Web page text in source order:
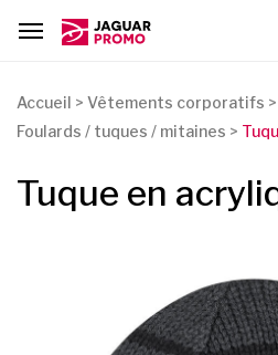
Accueil > Vêtements corporatifs >
Foulards / tuques / mitaines >
Tuque en